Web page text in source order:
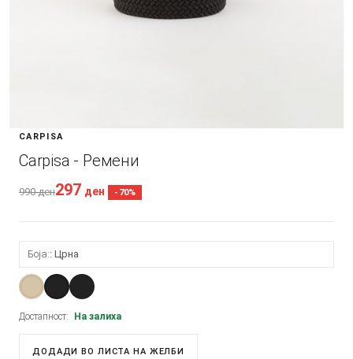
CARPISA
Carpisa - Ремени
990ден297 ден -70%
Боја: Црна
Достапност: На залиха
ДОДАДИ ВО ЛИСТА НА ЖЕЛБИ